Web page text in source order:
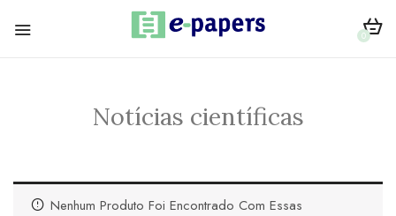
0
Notícias científicas
Nenhum Produto Foi Encontrado Com Essas